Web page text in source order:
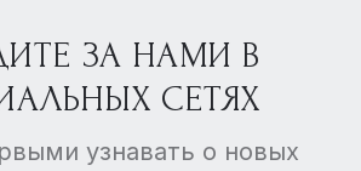
ЗА НАМИ В
СЕТЯХ
узнавать о новых